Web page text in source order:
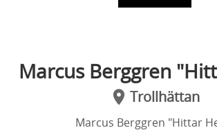
Marcus Berggren
Trollhättan
Marcus Berggren "Hittar